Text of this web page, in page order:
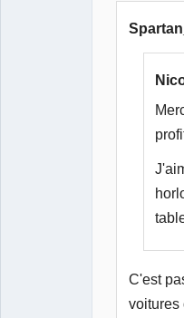
C'est
voitures